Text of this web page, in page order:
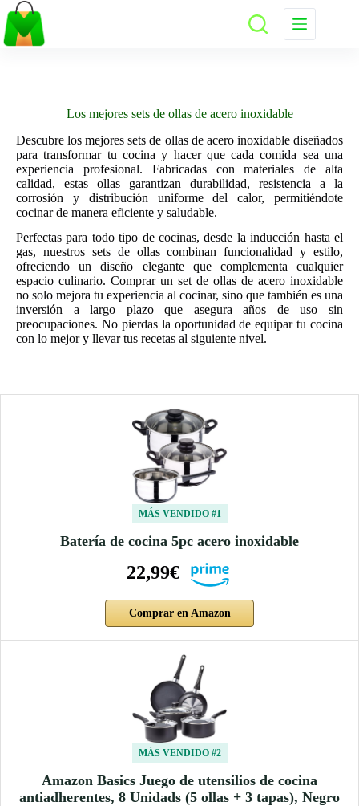
Saltar
al
contenido
Los mejores sets de ollas de acero inoxidable
Descubre los mejores sets de ollas de acero inoxidable diseñados
para transformar tu cocina y hacer que cada comida sea una
experiencia profesional. Fabricadas con materiales de alta
calidad, estas ollas garantizan durabilidad, resistencia a la
corrosión y distribución uniforme del calor, permitiéndote
cocinar de manera eficiente y saludable.
Perfectas para todo tipo de cocinas, desde la inducción hasta el
gas, nuestros sets de ollas combinan funcionalidad y estilo,
ofreciendo un diseño elegante que complementa cualquier
espacio culinario. Comprar un set de ollas de acero inoxidable
no solo mejora tu experiencia al cocinar, sino que también es una
inversión a largo plazo que asegura años de uso sin
preocupaciones. No pierdas la oportunidad de equipar tu cocina
con lo mejor y llevar tus recetas al siguiente nivel.
MÁS VENDIDO #1
Batería de cocina 5pc acero inoxidable
22,99€
Comprar en Amazon
MÁS VENDIDO #2
Amazon Basics Juego de utensilios de cocina
antiadherentes, 8 Unidads (5 ollas + 3 tapas), Negro